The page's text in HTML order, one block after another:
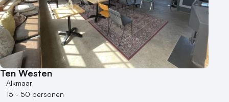
Ten Westen
Alkmaar
15 - 50 personen